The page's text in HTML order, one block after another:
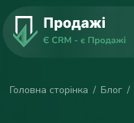
Головна сторінка Блог